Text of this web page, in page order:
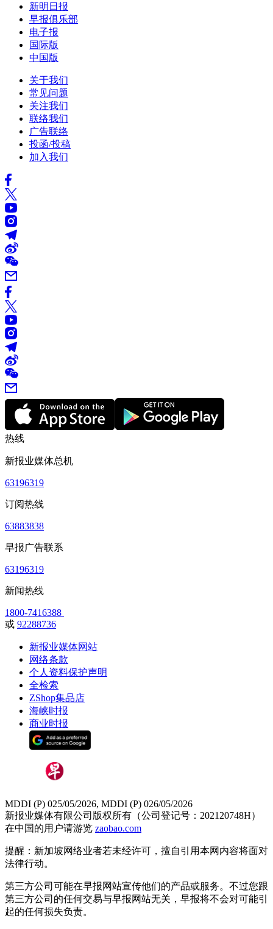
新明日报
早报俱乐部
电子报
国际版
中国版
关于我们
常见问题
关注我们
联络我们
广告联络
投函/投稿
加入我们
热线
新报业媒体总机
63196319
订阅热线
63883838
早报广告联系
63196319
新闻热线
1800-7416388
或 92288736
新报业媒体网站
网络条款
个人资料保护声明
全检索
ZShop集品店
海峡时报
商业时报
MDDI (P) 025/05/2026, MDDI (P) 026/05/2026
新报业媒体有限公司版权所有（公司登记号：202120748H）
在中国的用户请游览 zaobao.com
提醒：新加坡网络业者若未经许可，擅自引用本网内容将面对
法律行动。
第三方公司可能在早报网站宣传他们的产品或服务。不过您跟
第三方公司的任何交易与早报网站无关，早报将不会对可能引
起的任何损失负责。